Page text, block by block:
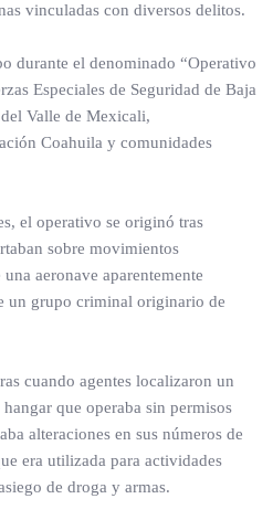
vinculadas con diversos delitos.
durante el denominado “Operativo
Especiales de Seguridad de Baja
Valle de Mexicali,
Coahuila y comunidades
el operativo se originó tras
sobre movimientos
aeronave aparentemente
un grupo criminal originario de
cuando agentes localizaron un
que operaba sin permisos
alteraciones en sus números de
era utilizada para actividades
de droga y armas.